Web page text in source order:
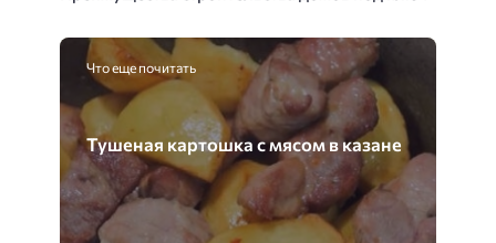
Что еще почитать
Тушеная картошка с мясом в казане